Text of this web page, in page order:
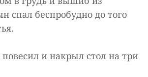
спал беспробудно до того
и накрыл стол на три